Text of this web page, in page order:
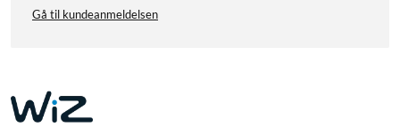
Gå til kundeanmeldelsen